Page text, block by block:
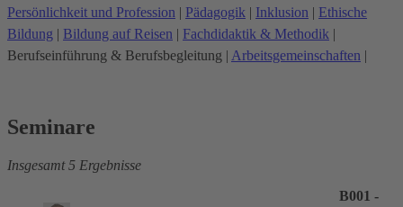
Persönlichkeit und Profession | Pädagogik | Inklusion | Ethische
Bildung | Bildung auf Reisen | Fachdidaktik & Methodik |
Berufseinführung & Berufsbegleitung | Arbeitsgemeinschaften |
Seminare
Insgesamt 5 Ergebnisse
B001 -